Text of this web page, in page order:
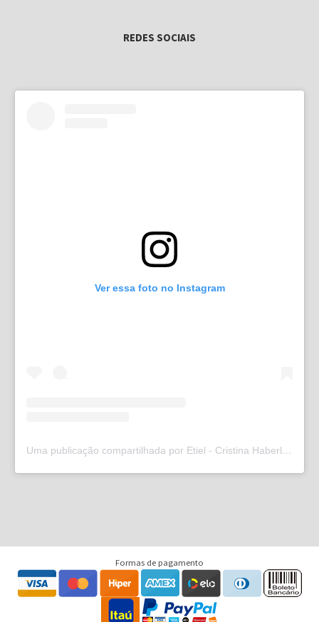
REDES SOCIAIS
Ver essa foto no Instagram
Uma publicação compartilhada por Etiel - Cristina Haberl (@etielweb)
Formas de pagamento